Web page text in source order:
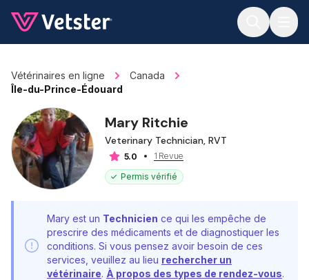
Vétérinaires en ligne
Canada
Île-du-Prince-Édouard
Mary Ritchie
Veterinary Technician, RVT
5.0
1 Revue
Permis vérifié
Mary est un Technicien ce qui les empêche de
prescrire des médicaments et de diagnostiquer les
conditions. Si vous pensez avoir besoin de ces
services, veuillez au lieu rechercher un
vétérinaire. À propos des types de rendez-vous.